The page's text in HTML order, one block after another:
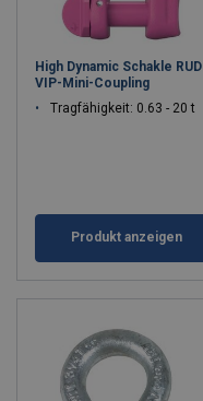
High Dynamic Schakle RUD
VIP-Mini-Coupling
Tragfähigkeit: 0.63 - 20 t
Produkt anzeigen